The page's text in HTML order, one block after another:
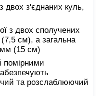
двох з'єднаних куль,
з двох сполучених
см), а загальна
(15 см)
та розслаблюючий